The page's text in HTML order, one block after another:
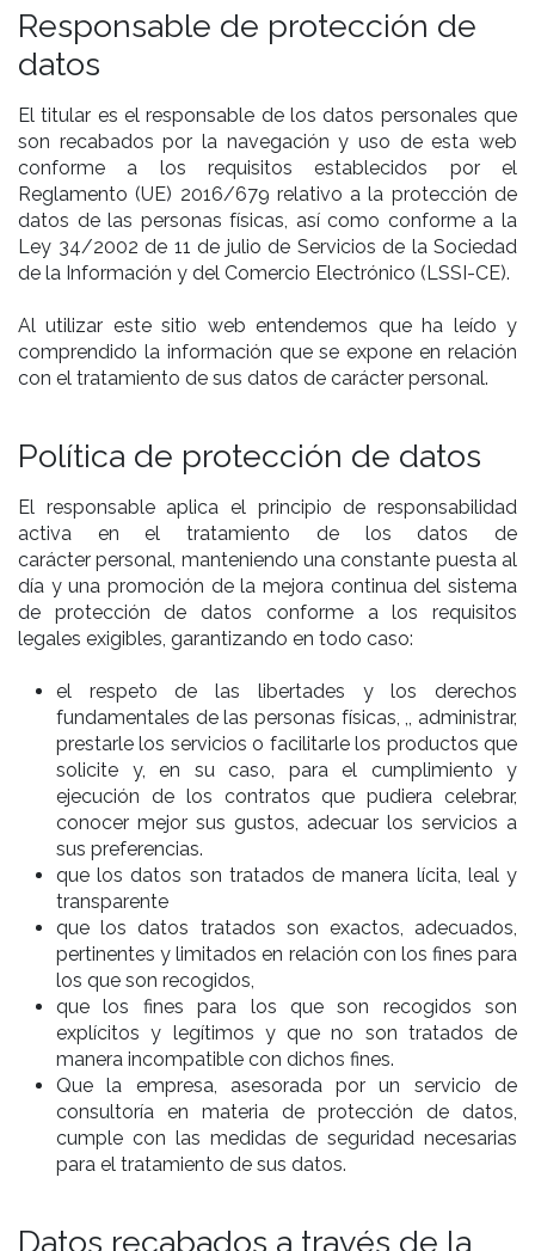
Responsable de protección de
datos
El titular es el responsable de los datos personales que
son recabados por la navegación y uso de esta web
conforme a los requisitos establecidos por el
Reglamento (UE) 2016/679 relativo a la protección de
datos de las personas físicas, así como conforme a la
Ley 34/2002 de 11 de julio de Servicios de la Sociedad
de la Información y del Comercio Electrónico (LSSI-CE).
Al utilizar este sitio web entendemos que ha leído y
comprendido la información que se expone en relación
con el tratamiento de sus datos de carácter personal.
Política de protección de datos
El responsable aplica el principio de responsabilidad
activa en el tratamiento de los datos de
carácter personal, manteniendo una constante puesta al
día y una promoción de la mejora continua del sistema
de protección de datos conforme a los requisitos
legales exigibles, garantizando en todo caso:
el respeto de las libertades y los derechos
fundamentales de las personas físicas, ,, administrar,
prestarle los servicios o facilitarle los productos que
solicite y, en su caso, para el cumplimiento y
ejecución de los contratos que pudiera celebrar,
conocer mejor sus gustos, adecuar los servicios a
sus preferencias.
que los datos son tratados de manera lícita, leal y
transparente
que los datos tratados son exactos, adecuados,
pertinentes y limitados en relación con los fines para
los que son recogidos,
que los fines para los que son recogidos son
explícitos y legítimos y que no son tratados de
manera incompatible con dichos fines.
Que la empresa, asesorada por un servicio de
consultoría en materia de protección de datos,
cumple con las medidas de seguridad necesarias
para el tratamiento de sus datos.
Datos recabados a través de la